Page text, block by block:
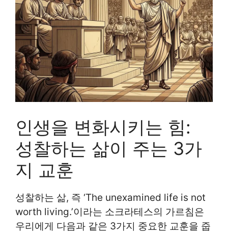
인생을 변화시키는 힘:
성찰하는 삶이 주는 3가
지 교훈
성찰하는 삶, 즉 ‘The unexamined life is not
worth living.’이라는 소크라테스의 가르침은
우리에게 다음과 같은 3가지 중요한 교훈을 줍